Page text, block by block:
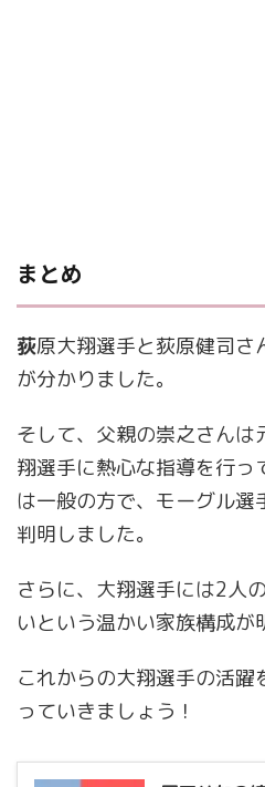
まとめ
荻原大翔選手と荻原健司さ
が分かりました。
そして、父親の崇之さんは
翔選手に熱心な指導を行
は一般の方で、モーグル選
判明しました。
さらに、大翔選手には2人
いという温かい家族構成が
これからの大翔選手の活
っていきましょう！